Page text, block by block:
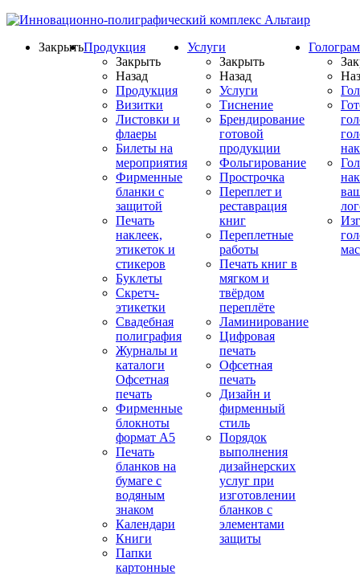
ЗакрытьПродукция
Закрыть
Назад
Продукция
Визитки
Листовки и
флаеры
Билеты на
мероприятия
Фирменные
бланки с
защитой
Печать
наклеек,
этикеток и
стикеров
Буклеты
Скретч-
этикетки
Свадебная
полиграфия
Журналы и
каталоги
Офсетная
печать
Фирменные
блокноты
формат А5
Печать
бланков на
бумаге с
водяным
знаком
Календари
Книги
Папки
картонные
Услуги
Закрыть
Назад
Услуги
Тиснение
Брендирование
готовой
продукции
Фольгирование
Прострочка
Переплет и
реставрация
книг
Переплетные
работы
Печать книг в
мягком и
твёрдом
переплёте
Ламинирование
Цифровая
печать
Офсетная
печать
Дизайн и
фирменный
стиль
Порядок
выполнения
дизайнерских
услуг при
изготовлении
бланков с
элементами
защиты